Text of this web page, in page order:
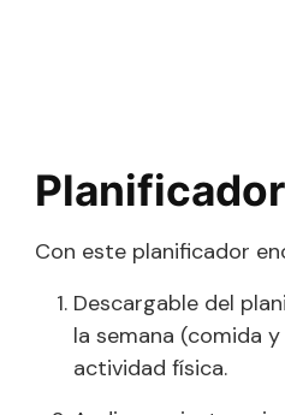
Con este planificador
Descargable del
la semana (comida
actividad física.